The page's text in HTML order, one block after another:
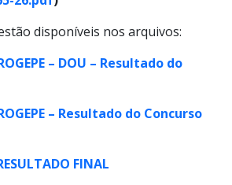
disponíveis nos arquivos:
– DOU – Resultado do
– Resultado do Concurso
FINAL